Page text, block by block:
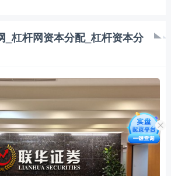
_杠杆网资本分配_杠杆资本分